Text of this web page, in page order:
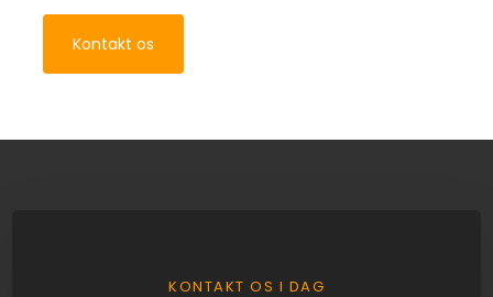
Kontakt os
KONTAKT OS I DAG